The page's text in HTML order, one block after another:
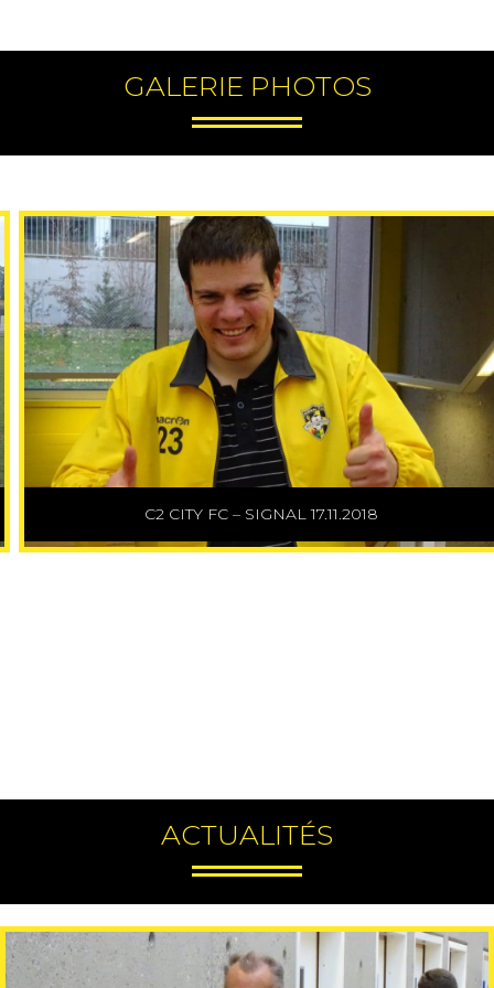
GALERIE PHOTOS
C2 CITY FC – SIGNAL 17.11.2018
ACTUALITÉS